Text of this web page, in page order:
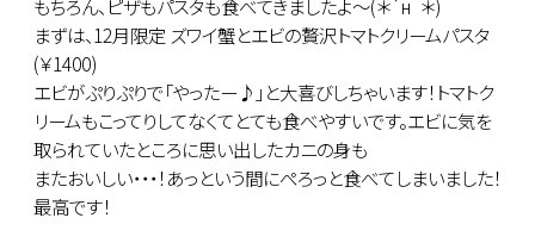
もちろん、ピザもパスタも食べてきましたよ～(＊´н｀＊)
まずは、12月限定 ズワイ蟹とエビの贅沢トマトクリームパスタ
(￥1400)
エビがぷりぷりで「やったー♪」と大喜びしちゃいます！トマトク
リームもこってりしてなくてとても食べやすいです。エビに気を
取られていたところに思い出したカニの身も
またおいしい・・・！あっという間にぺろっと食べてしまいました！
最高です！